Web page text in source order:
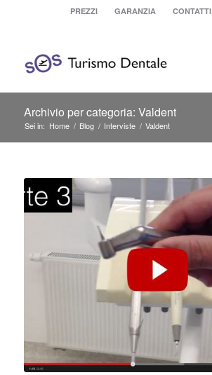
PREZZI GARANZIA CONTATTI
Archivio per categoria: Valdent
Sei in: Home / Blog / Interviste / Valdent